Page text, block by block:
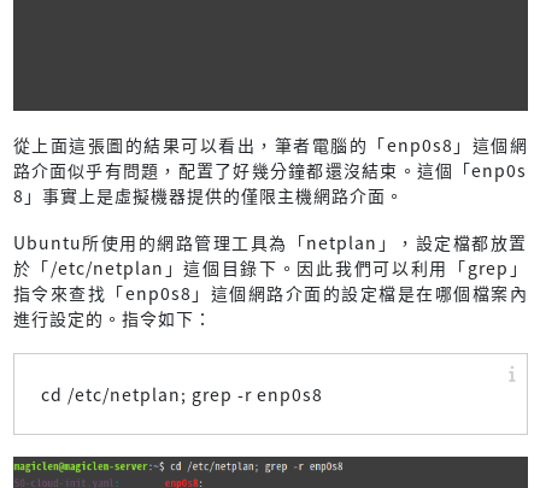
從上面這張圖的結果可以看出，筆者電腦的「enp0s8」這個網
路介面似乎有問題，配置了好幾分鐘都還沒結束。這個「enp0s
8」事實上是虛擬機器提供的僅限主機網路介面。
Ubuntu所使用的網路管理工具為「netplan」，設定檔都放置
於「/etc/netplan」這個目錄下。因此我們可以利用「grep」
指令來查找「enp0s8」這個網路介面的設定檔是在哪個檔案內
進行設定的。指令如下：
cd /etc/netplan; grep -r enp0s8